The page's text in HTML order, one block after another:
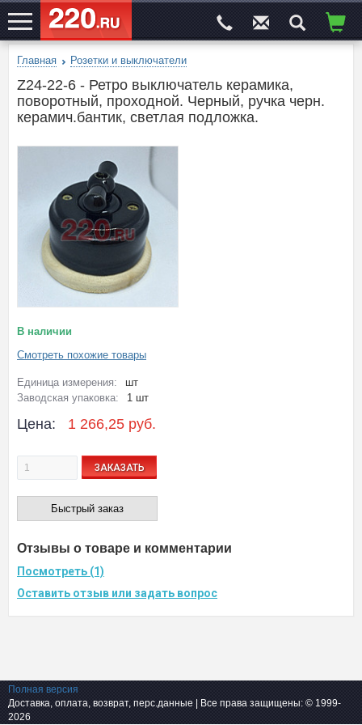
ЭЛЕКТРОСАЙТ№1
Главная Розетки и выключатели
Z24-22-6 - Ретро выключатель керамика,
поворотный, проходной. Черный, ручка черн.
керамич.бантик, светлая подложка.
В наличии
Смотреть похожие товары
Единица измерения:
шт
Заводская упаковка:
1 шт
Цена: 1 266,25 руб.
ЗАКАЗАТЬ
Быстрый заказ
Отзывы о товаре и комментарии
Посмотреть (1)
Оставить отзыв или задать вопрос
Полная версия
Доставка, оплата, возврат, перс.данные | Все права защищены: © 1999-
2026